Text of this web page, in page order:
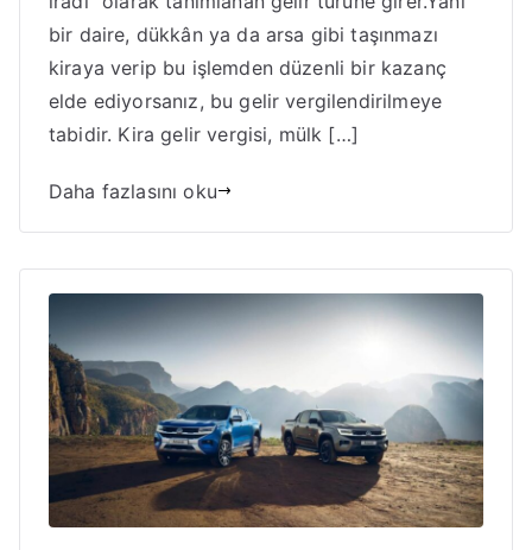
bir daire, dükkân ya da arsa gibi taşınmazı
kiraya verip bu işlemden düzenli bir kazanç
elde ediyorsanız, bu gelir vergilendirilmeye
tabidir. Kira gelir vergisi, mülk […]
Daha fazlasını oku